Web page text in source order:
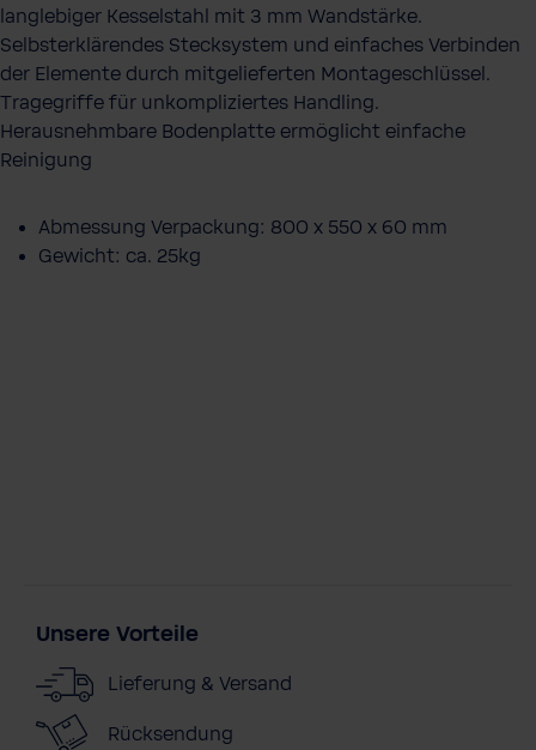
langlebiger Kesselstahl mit 3 mm Wandstärke.
Selbsterklärendes Stecksystem und einfaches Verbinden
der Elemente durch mitgelieferten Montageschlüssel.
Tragegriffe für unkompliziertes Handling.
Herausnehmbare Bodenplatte ermöglicht einfache
Reinigung
Abmessung Verpackung: 800 x 550 x 60 mm
Gewicht: ca. 25kg
Unsere Vorteile
Lieferung & Versand
Rücksendung